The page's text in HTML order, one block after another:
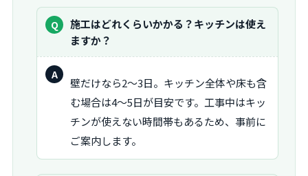
質
問：
施工はどれくらいかかる？キッチンは使え
ますか？
答：
壁だけなら2〜3日。キッチン全体や床も含
む場合は4〜5日が目安です。工事中はキッ
チンが使えない時間帯もあるため、事前に
ご案内します。